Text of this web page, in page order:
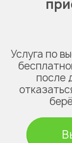
Услуга по
после